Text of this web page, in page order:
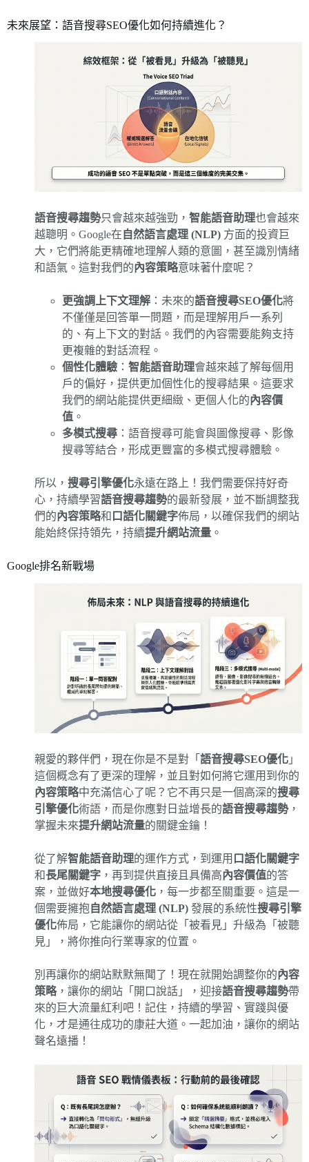
未來展望：語音搜尋SEO優化如何持續進化？
語音搜尋趨勢只會越來越強勁， 智能語音助理也會越來
越聰明。Google在 自然語言處理 (NLP) 方面的投資巨
大，它們將能更精確地理解人類的意圖，甚至識別情緒
和語氣。這對我們的內容策略意味著什麼呢？
更強調上下文理解 ：未來的語音搜尋SEO優化將
不僅僅是回答單一問題，而是理解用戶一系列
的、有上下文的對話。我們的內容需要能夠支持
更複雜的對話流程。
個性化體驗 ： 智能語音助理會越來越了解每個用
戶的偏好，提供更加個性化的搜尋結果。這要求
我們的網站能提供更細緻、更個人化的內容價
值 。
多模式搜尋 ：語音搜尋可能會與圖像搜尋、影像
搜尋等結合，形成更豐富的多模式搜尋體驗。
所以， 搜尋引擎優化永遠在路上！我們需要保持好奇
心，持續學習語音搜尋趨勢的最新發展，並不斷調整我
們的內容策略和 口語化關鍵字佈局，以確保我們的網站
能始終保持領先，持續提升網站流量 。
Google排名新戰場
親愛的夥伴們，現在你是不是對「 語音搜尋SEO優化 」
這個概念有了更深的理解，並且對如何將它運用到你的
內容策略中充滿信心了呢？它不再只是一個高深的搜尋
引擎優化術語，而是你應對日益增長的語音搜尋趨勢，
掌握未來提升網站流量的關鍵金鑰！
從了解智能語音助理的運作方式，到運用 口語化關鍵字
和長尾關鍵字 ，再到提供直接且具備高內容價值的答
案，並做好本地搜尋優化 ，每一步都至關重要。這是一
個需要擁抱自然語言處理 (NLP) 發展的系統性搜尋引擎
優化佈局，它能讓你的網站從「被看見」升級為「被聽
見」，將你推向行業專家的位置。
別再讓你的網站默默無聞了！現在就開始調整你的內容
策略，讓你的網站「開口說話」，迎接語音搜尋趨勢帶
來的巨大流量紅利吧！記住，持續的學習、實踐與優
化，才是通往成功的康莊大道。一起加油，讓你的網站
聲名遠播！